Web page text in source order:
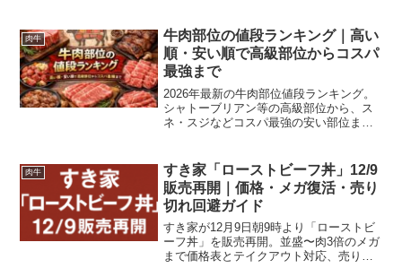
肉牛
牛肉部位の値段ランキング｜高い
順・安い順で高級部位からコスパ
最強まで
2026年最新の牛肉部位値段ランキング。
シャトーブリアン等の高級部位から、ス
ネ・スジなどコスパ最強の安い部位ま
肉牛
すき家「ローストビーフ丼」12/9
販売再開｜価格・メガ復活・売り
切れ回避ガイド
すき家が12月9日朝9時より「ローストビ
ーフ丼」を販売再開。並盛〜肉3倍のメガ
まで価格表とテイクアウト対応、売り切